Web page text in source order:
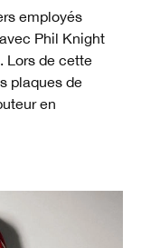
employés
Phil Knight
Lors de cette
plaques de
en